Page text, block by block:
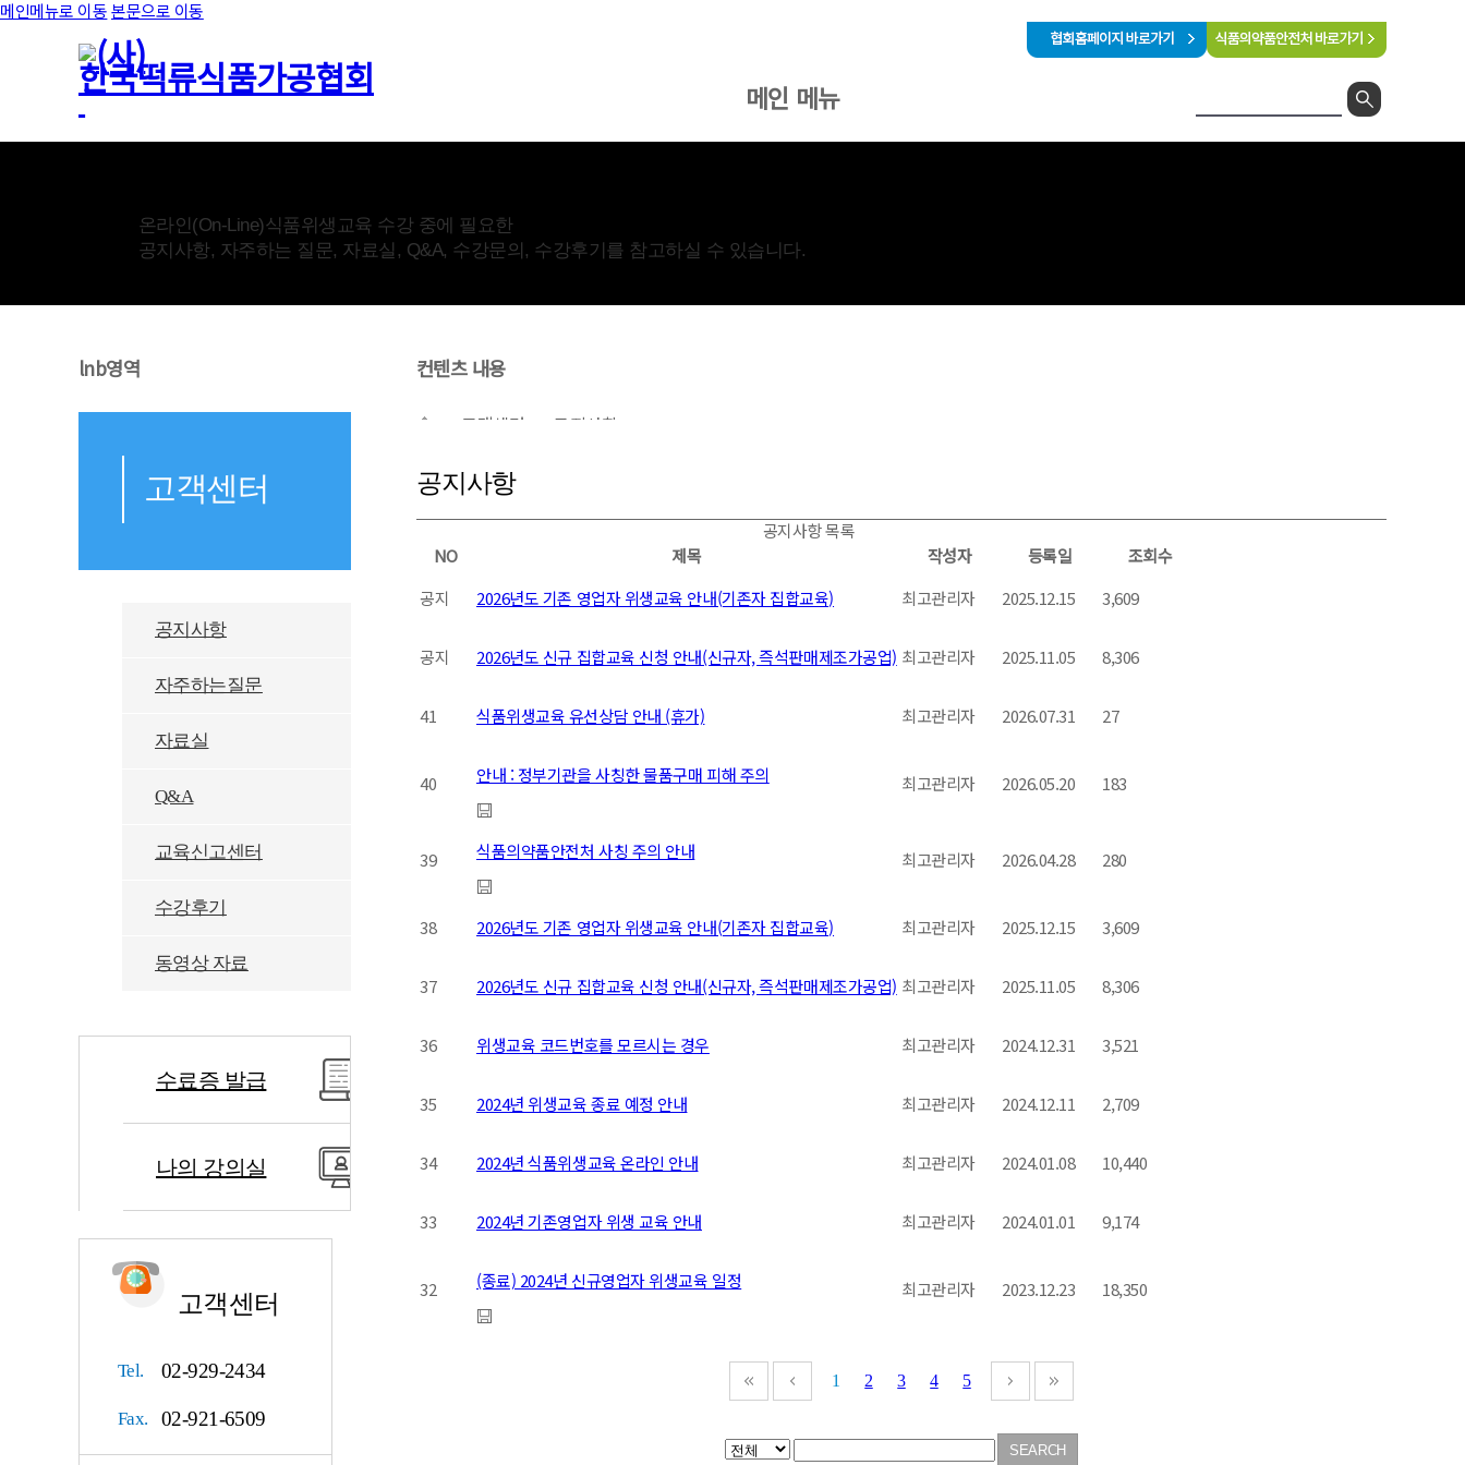
메인메뉴로 이동본문으로 이동
온라인(On-Line)식품위생교육 수강 중에 필요한
공지사항, 자주하는 질문, 자료실, Q&A, 수강문의, 수강후기를 참고하실 수 있습니다.
lnb영역
고객센터
공지사항
자주하는질문
자료실
Q&A
교육신고센터
수강후기
동영상 자료
수료증 발급
나의 강의실
고객센터
Tel. 02-929-2434
Fax. 02-921-6509
컨텐츠 내용
고객센터 공지사항
공지사항
공지사항 목록
NO
제목 작성자 등록일
조회수
공지
2026년도 기존 영업자 위생교육 안내(기존자 집합교육) 최고관리자 2025.12.15 3,609
공지 2026년도 신규 집합교육 신청 안내(신규자, 즉석판매제조가공업) 최고관리자 2025.11.05 8,306
41 식품위생교육 유선상담 안내 (휴가) 최고관리자 2026.07.31 27
40 안내 : 정부기관을 사칭한 물품구매 피해 주의 최고관리자 2026.05.20 183
39 식품의약품안전처 사칭 주의 안내 최고관리자 2026.04.28 280
38 2026년도 기존 영업자 위생교육 안내(기존자 집합교육) 최고관리자 2025.12.15 3,609
37 2026년도 신규 집합교육 신청 안내(신규자, 즉석판매제조가공업) 최고관리자 2025.11.05 8,306
36 위생교육 코드번호를 모르시는 경우 최고관리자 2024.12.31 3,521
35 2024년 위생교육 종료 예정 안내 최고관리자 2024.12.11 2,709
34 2024년 식품위생교육 온라인 안내 최고관리자 2024.01.08 10,440
33 2024년 기존영업자 위생 교육 안내 최고관리자 2024.01.01 9,174
32 (종료) 2024년 신규영업자 위생교육 일정 최고관리자 2023.12.23 18,350
1 2 3 4 5
메인 메뉴